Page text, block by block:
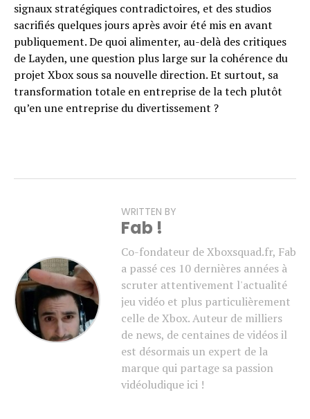
signaux stratégiques contradictoires, et des studios
sacrifiés quelques jours après avoir été mis en avant
publiquement. De quoi alimenter, au-delà des critiques
de Layden, une question plus large sur la cohérence du
projet Xbox sous sa nouvelle direction. Et surtout, sa
transformation totale en entreprise de la tech plutôt
qu’en une entreprise du divertissement ?
WRITTEN BY
Fab !
Co-fondateur de Xboxsquad.fr, Fab
a passé ces 10 dernières années à
scruter attentivement l'actualité
jeu vidéo et plus particulièrement
celle de Xbox. Auteur de milliers
de news, de centaines de vidéos il
est désormais un expert de la
marque qui partage sa passion
vidéoludique ici !